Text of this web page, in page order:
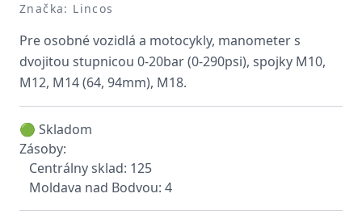
Značka: Lincos
Pre osobné vozidlá a motocykly, manometer s
dvojitou stupnicou 0-20bar (0-290psi), spojky M10,
M12, M14 (64, 94mm), M18.
🟢 Skladom
Zásoby:
Centrálny sklad: 125
Moldava nad Bodvou: 4